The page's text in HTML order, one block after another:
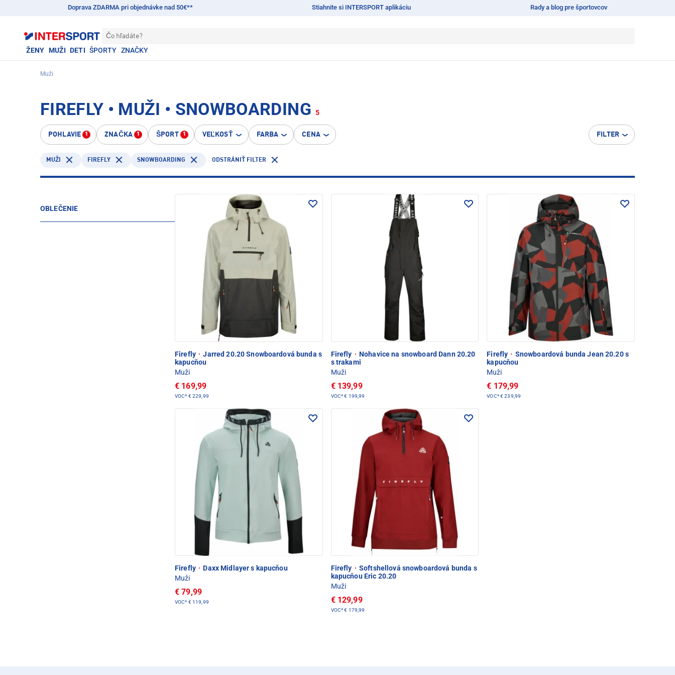
Doprava ZDARMA pri objednávke nad 50€** Stiahnite si INTERSPORT aplikáciu Rady a blog pre športovcov
Čo hľadáte?
ŽENY MUŽI DETI ŠPORTY ZNAČKY
Muži
FIREFLY • MUŽI • SNOWBOARDING 5
POHLAVIE 1 ZNAČKA 1 ŠPORT 1 VEĽKOSŤ FARBA CENA FILTER
MUŽI FIREFLY SNOWBOARDING ODSTRÁNIŤ FILTER
OBLEČENIE
Firefly · Jarred 20.20 Snowboardová bunda s
kapucňou
Muži
€ 169,99
VOC* € 229,99
Firefly · Nohavice na snowboard Dann 20.20
s trakami
Muži
€ 139,99
VOC*€ 199,99
Firefly · Snowboardová bunda Jean 20.20 s
kapucňou
Muži
€ 179,99
VOC*€ 239,99
Firefly · Daxx Midlayer s kapucňou
Muži
€ 79,99
VOC* € 119,99
Firefly · Softshellová snowboardová bunda s
kapucňou Eric 20.20
Muži
€ 129,99
VOC*€ 179,99